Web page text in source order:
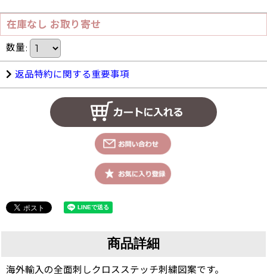
在庫なし お取り寄せ
数量:
返品特約に関する重要事項
商品詳細
海外輸入の全面刺しクロスステッチ刺繍図案です。